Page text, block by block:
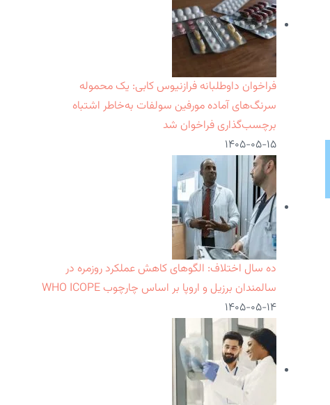
فراخوان داوطلبانه فرازنیوس کابی: یک محموله
سرنگ‌های آماده مورفین سولفات به‌خاطر اشتباه
برچسب‌گذاری فراخوان شد
۱۴۰۵-۰۵-۱۵
ده سال اختلاف: الگوهای کاهش عملکرد روزمره در
سالمندان برزیل و اروپا بر اساس چارچوب WHO ICOPE
۱۴۰۵-۰۵-۱۴